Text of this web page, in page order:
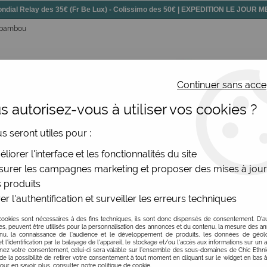
Relay des 35€ (Fr Be Lux) - Colissimo des 50€ | EXPEDITION LE JOUR
Chaussures Bijoux
originale
là devant vos yeux : les climatisations portatives,
faite à Bali, avec des matériaux durables (Bambou
femme sont une super idée cadeau pour vos soeurs,
Continuer sans
autorisez-vous à utiliser vos cookies ?
seront utiles pour :
l'interface et les fonctionnalités du site
les campagnes marketing et proposer des mises à
produits
l'authentification et surveiller les erreurs techniques
sont nécessaires à des fins techniques, ils sont donc dispensés de consentement.
peuvent être utilisés pour la personnalisation des annonces et du contenu, la mesure des
la connaissance de l'audience et le développement de produits, les données de
l'identification par le balayage de l'appareil, le stockage et/ou l'accès aux informations sur un
votre consentement, celui-ci sera valable sur l’ensemble des sous-domaines de Chic
la possibilité de retirer votre consentement à tout moment en cliquant sur le widget en bas
en savoir plus, consulter notre politique de cookie.